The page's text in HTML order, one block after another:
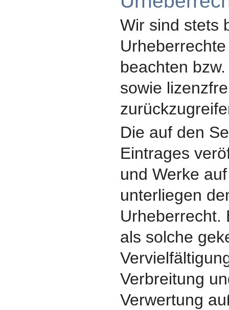
Wir sind stets
beachten
sowie
Die auf den
Eintrages
und Werke
unterliegen
Urheberrecht.
als solche
Verbreitung
Verwertung